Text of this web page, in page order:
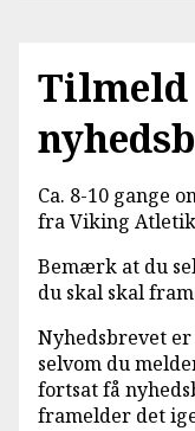
Tilmeld
Ca. 8-10 gange
fra Viking
Bemærk at du
du skal skal
Nyhedsbrevet
selvom du
fortsat få
framelder det